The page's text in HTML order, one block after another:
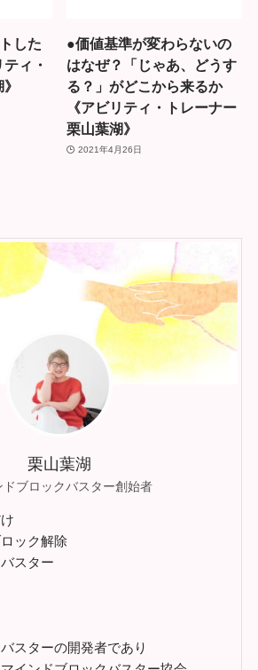
した
ィ・
●価値基準が変わらないの
はなぜ？「じゃあ、どうす
る？」がどこから来るか
《アビリティ・トレーナー
栗山葉湖》
2021年4月26日
栗山葉湖
ドブロックバスター創始者
ック解除
スター
スターの開発者であり